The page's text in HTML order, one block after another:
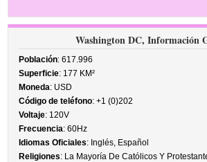
Washington DC, Información
Población: 617.996
Superficie: 177 KM²
Moneda: USD
Código de teléfono: +1 (0)202
Voltaje: 120V
Frecuencia: 60Hz
Idiomas Oficiales: Inglés, Español
Religiones: La Mayoría De Católicos Y